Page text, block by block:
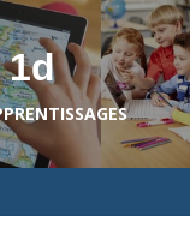
1d